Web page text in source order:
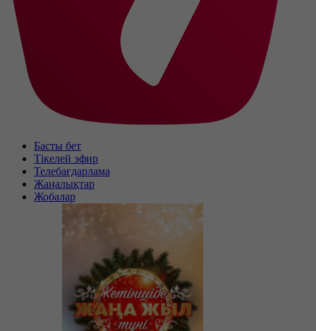
Басты бет
Тікелей эфир
Телебағдарлама
Жаңалықтар
Жобалар